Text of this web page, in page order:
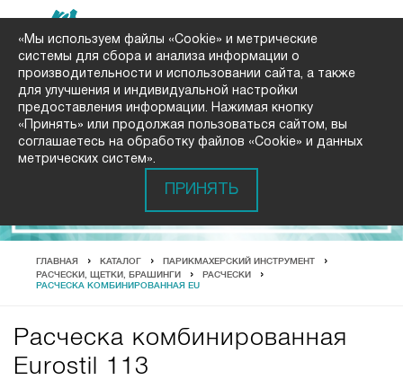
ГЛАВНАЯ КАТАЛОГ
ПАРИКМАХЕРСКИЙ ИНСТРУМЕНТ
РАСЧЕСКИ, ЩЕТКИ, БРАШИНГИ
РАСЧЕСКИ
РАСЧЕСКА КОМБИНИРОВАННАЯ EU
Расческа комбинированная
Eurostil 113
«Мы используем файлы «Cookie» и метрические
системы для сбора и анализа информации о
производительности и использовании сайта, а также
для улучшения и индивидуальной настройки
предоставления информации. Нажимая кнопку
«Принять» или продолжая пользоваться сайтом, вы
соглашаетесь на обработку файлов «Cookie» и данных
метрических систем».
ПРИНЯТЬ